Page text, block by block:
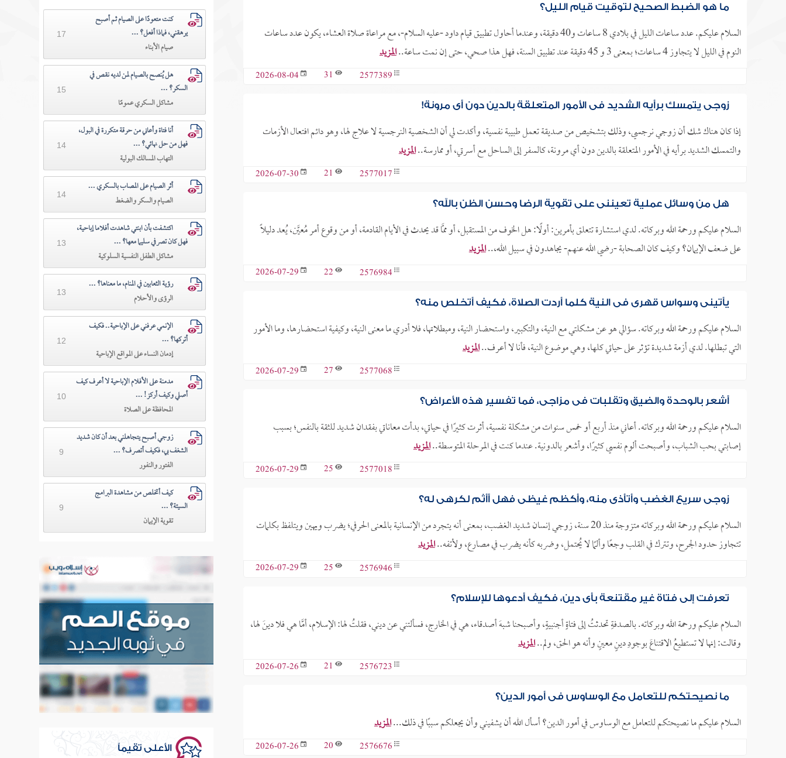
ما هو الضبط الصحيح لتوقيت قيام الليل؟
السلام عليكم. عدد ساعات الليل في بلادي 8 ساعات و40 دقيقة، وعندما أحاول تطبيق قيام داود -عليه السلام-، مع مراعاة صلاة العشاء، يكون عدد ساعات
النوم في الليل لا يتجاوز 4 ساعات؛ بمعنى 3 و 45 دقيقة عند تطبيق السنة، فهل هذا صحي، حتى إن نمت ساعة..
المزيد
2577389
31
2026-08-04
زوجي يتمسك برأيه الشديد في الأمور المتعلقة بالدين دون أي مرونة!
إذا كان هناك شك أن زوجي نرجسي، وذلك بتشخيص من صديقة تعمل طبيبة نفسية، وأكدت لي أن الشخصية النرجسية لا علاج لها، وهو دائم افتعال الأزمات
والتمسك الشديد برأيه في الأمور المتعلقة بالدين دون أي مرونة، كالسفر إلى الساحل مع أسرتي، أو ممارسة..المزيد
2577017
21
2026-07-30
هل من وسائل عملية تعينني على تقوية الرضا وحسن الظن بالله؟
السلام عليكم ورحمة الله وبركاته. لدي استشارة تتعلق بأمرين: أولًا: هل الخوف من المستقبل، أو ممَّا قد يحدث في الأيام القادمة، أو من وقوع أمر مُعيَّن، يُعد دليلًا
على ضعف الإيمان؟ وكيف كان الصحابة -رضي الله عنهم- يجاهدون في سبيل الله،..المزيد
2576984
22
2026-07-29
يأتيني وسواس قهري في النية كلما أردت الصلاة، فكيف أتخلص منه؟
السلام عليكم ورحمة الله وبركاته. سؤالي هو عن مشكلتي مع النية، والتكبير، واستحضار النية، ومبطلاتها، فلا أدري ما معنى النية، وكيفية استحضارها، وما الأمور
التي تبطلها. لدي أزمة شديدة تؤثر على حياتي كلها، وهي موضوع النية، فأنا لا أعرف..المزيد
2577068
27
2026-07-29
أشعر بالوحدة والضيق وتقلبات في مزاجي، فما تفسير هذه الأعراض؟
السلام عليكم ورحمة الله وبركاته. أعاني منذ أربع أو خمس سنوات من مشكلة نفسية، أثرت كثيرًا في حياتي، بدأت معاناتي بفقدان شديد للثقة بالنفس؛ بسبب
إصابتي بحب الشباب، وأصبحت ألوم نفسي كثيرًا، وأشعر بالدونية. عندما كنت في المرحلة المتوسطة..المزيد
2577018
25
2026-07-29
زوجي سريع الغضب وأتأذى منه، وأكظم غيظي فهل أأثم لكرهي له؟
السلام عليكم ورحمة الله وبركاته متزوجة منذ 20 سنة، زوجي إنسان شديد الغضب، بمعنى أنه يتجرد من الإنسانية بالمعنى الحرفي؛ يضرب ويهين ويتلفظ بكلمات
تتجاوز حدود الجرح، وتترك في القلب وجعًا وألمًا لا يُحتمل، وضربه كأنه يضرب في مصارع، ولأتفه..المزيد
2576946
25
2026-07-29
تعرفت إلى فتاة غير مقتنعة بأي دين، فكيف أدعوها للإسلام؟
السلام عليكم ورحمة الله وبركاته. بالصدفةِ تحدثتُ إلى فتاةٍ أجنبيةٍ، وأصبحنا شبهَ أصدقاء، هي في الخارج، فسألتني عن ديني، فقلتُ لها: الإسلام، أمَّا هي فلا دينَ لها،
وقالت: إنها لا تستطيعُ الاقتناعَ بوجودِ دينٍ معينٍ وأنه هو الحق، ولم..المزيد
2576723
21
2026-07-26
ما نصيحتكم للتعامل مع الوساوس في أمور الدين؟
السلام عليكم ما نصيحتكم للتعامل مع الوساوس في أمور الدين؟ أسأل الله أن يشفيني وأن يجعلكم سببًا في ذلك...المزيد
2576676
20
2026-07-26
كنت متعودًا على الصيام ثم أصبح
يرهقني، فماذا أفعل؟ ...
صيام الأبناء
17
هل يُنصح بالصيام لمن لديه نقص في
السكر؟ ...
مشاكل السكري عمومًا
15
أنا فتاة وأعاني من حرقة متكررة في البول،
فهل من حل نهائي؟ ...
التهاب المسالك البولية
14
أثر الصيام على المصاب بالسكري ...
الصيام والسكر والضغط
14
اكتشفت بأن ابنتي شاهدت أفلاما إباحية،
فهل كان تصرفي سليما معها؟ ...
مشاكل الطفل النفسية السلوكية
13
رؤية الثعابين في المنام، ما معناها؟ ...
الرؤى والأحلام
13
الإنمي عرفني على الإباحية.. فكيف
أتركها؟ ...
إدمان النساء على المواقع الإباحية
12
مدمنة على الأفلام الإباحية لا أعرف كيف
أصلي وكيف أركز! ...
المحافظة على الصلاة
10
زوجي أصبح يتجاهلني بعد أن كان شديد
الشغف بي، فكيف أتصرف؟ ...
الفتور والنفور
9
كيف أتخلص من مشاهدة البرامج
السيئة؟ ...
تقوية الإيمان
9
الأعلى تقيماً